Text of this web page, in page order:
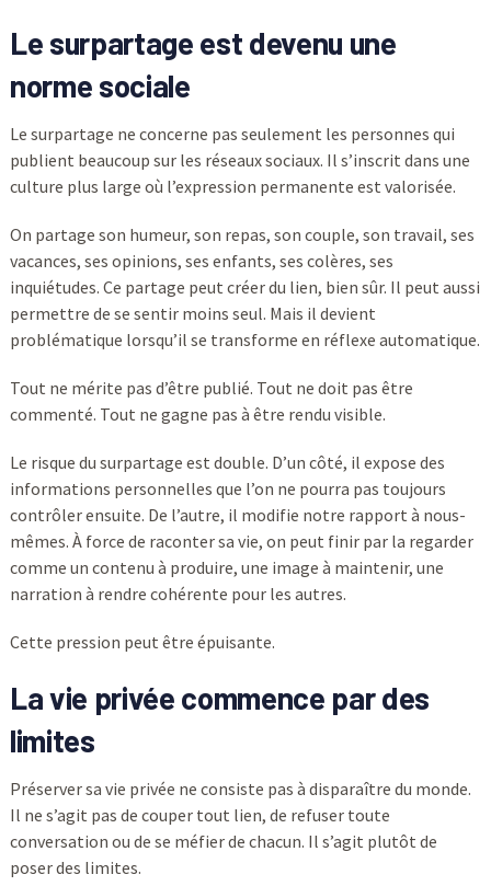
Le surpartage est devenu une
norme sociale
Le surpartage ne concerne pas seulement les personnes qui
publient beaucoup sur les réseaux sociaux. Il s’inscrit dans une
culture plus large où l’expression permanente est valorisée.
On partage son humeur, son repas, son couple, son travail, ses
vacances, ses opinions, ses enfants, ses colères, ses
inquiétudes. Ce partage peut créer du lien, bien sûr. Il peut aussi
permettre de se sentir moins seul. Mais il devient
problématique lorsqu’il se transforme en réflexe automatique.
Tout ne mérite pas d’être publié. Tout ne doit pas être
commenté. Tout ne gagne pas à être rendu visible.
Le risque du surpartage est double. D’un côté, il expose des
informations personnelles que l’on ne pourra pas toujours
contrôler ensuite. De l’autre, il modifie notre rapport à nous-
mêmes. À force de raconter sa vie, on peut finir par la regarder
comme un contenu à produire, une image à maintenir, une
narration à rendre cohérente pour les autres.
Cette pression peut être épuisante.
La vie privée commence par des
limites
Préserver sa vie privée ne consiste pas à disparaître du monde.
Il ne s’agit pas de couper tout lien, de refuser toute
conversation ou de se méfier de chacun. Il s’agit plutôt de
poser des limites.